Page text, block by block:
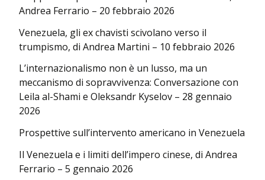
Andrea Ferrario – 20 febbraio 2026
Venezuela, gli ex chavisti scivolano verso il
trumpismo, di Andrea Martini – 10 febbraio 2026
L’internazionalismo non è un lusso, ma un
meccanismo di sopravvivenza: Conversazione con
Leila al-Shami e Oleksandr Kyselov – 28 gennaio
2026
Prospettive sull’intervento americano in Venezuela
Il Venezuela e i limiti dell’impero cinese, di Andrea
Ferrario – 5 gennaio 2026